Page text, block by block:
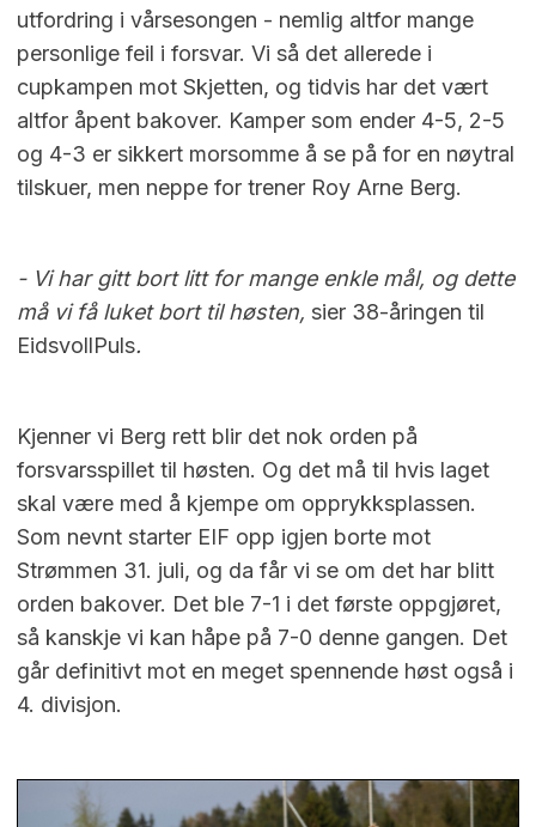
utfordring i vårsesongen - nemlig altfor mange
personlige feil i forsvar. Vi så det allerede i
cupkampen mot Skjetten, og tidvis har det vært
altfor åpent bakover. Kamper som ender 4-5, 2-5
og 4-3 er sikkert morsomme å se på for en nøytral
tilskuer, men neppe for trener Roy Arne Berg.
- Vi har gitt bort litt for mange enkle mål, og dette
må vi få luket bort til høsten, sier 38-åringen til
EidsvollPuls.
Kjenner vi Berg rett blir det nok orden på
forsvarsspillet til høsten. Og det må til hvis laget
skal være med å kjempe om opprykksplassen.
Som nevnt starter EIF opp igjen borte mot
Strømmen 31. juli, og da får vi se om det har blitt
orden bakover. Det ble 7-1 i det første oppgjøret,
så kanskje vi kan håpe på 7-0 denne gangen. Det
går definitivt mot en meget spennende høst også i
4. divisjon.